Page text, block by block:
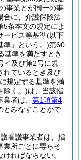
事業とが同一の事
合に、介護保険法
5条本文の規定によ
ービス等基準(以下
準」という。)第60
基準を満たすとき
イ及び第2号に規
れているとき及び
に規定する基準を満
除く。)は、当該指
者は、 第1項第4
とみなすことがで
看護事業者は、指
業所ごとに専らそ
ればならない。